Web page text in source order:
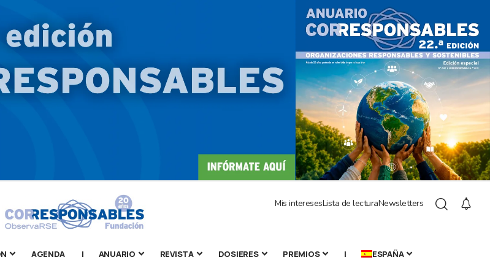
Mis interesesLista de lecturaNewsletters
AGENDA | ANUARIO REVISTA DOSIERES PREMIOS | ESPAÑA